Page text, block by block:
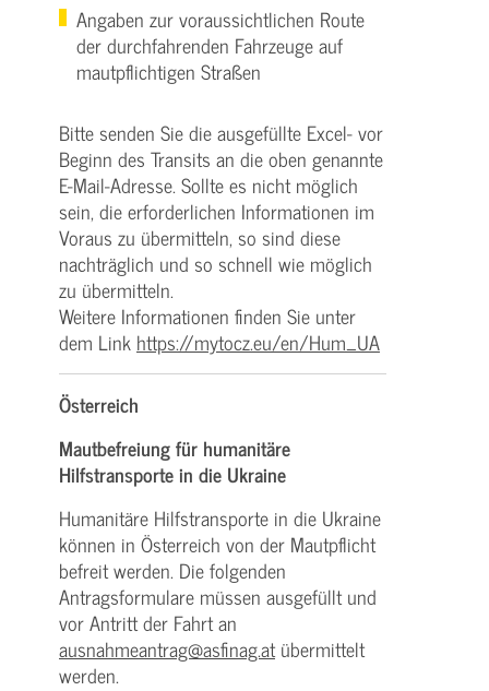
Angaben zur voraussichtlichen Route
der durchfahrenden Fahrzeuge auf
mautpflichtigen Straßen
Bitte senden Sie die ausgefüllte Excel- vor
Beginn des Transits an die oben genannte
E-Mail-Adresse. Sollte es nicht möglich
sein, die erforderlichen Informationen im
Voraus zu übermitteln, so sind diese
nachträglich und so schnell wie möglich
zu übermitteln.
Weitere Informationen finden Sie unter
dem Link https://mytocz.eu/en/Hum_UA
Österreich
Mautbefreiung für humanitäre
Hilfstransporte in die Ukraine
Humanitäre Hilfstransporte in die Ukraine
können in Österreich von der Mautpflicht
befreit werden. Die folgenden
Antragsformulare müssen ausgefüllt und
vor Antritt der Fahrt an
ausnahmeantrag@asfinag.atübermittelt
werden.